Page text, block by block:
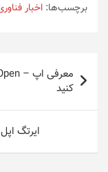
برچسب‌ها: اخبار
راهبری
نوشته
کنید
ایرتگ